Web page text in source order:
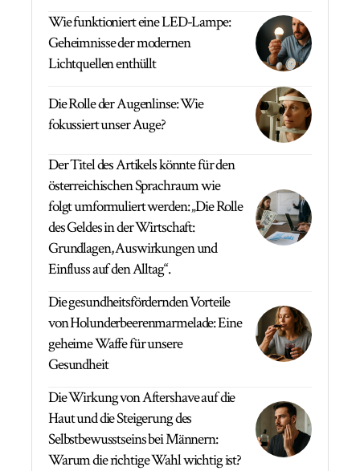
Wie funktioniert eine LED-Lampe:
Geheimnisse der modernen
Lichtquellen enthüllt
Die Rolle der Augenlinse: Wie
fokussiert unser Auge?
Der Titel des Artikels könnte für den
österreichischen Sprachraum wie
folgt umformuliert werden: „Die Rolle
des Geldes in der Wirtschaft:
Grundlagen, Auswirkungen und
Einfluss auf den Alltag“.
Die gesundheitsfördernden Vorteile
von Holunderbeerenmarmelade: Eine
geheime Waffe für unsere
Gesundheit
Die Wirkung von Aftershave auf die
Haut und die Steigerung des
Selbstbewusstseins bei Männern:
Warum die richtige Wahl wichtig ist?